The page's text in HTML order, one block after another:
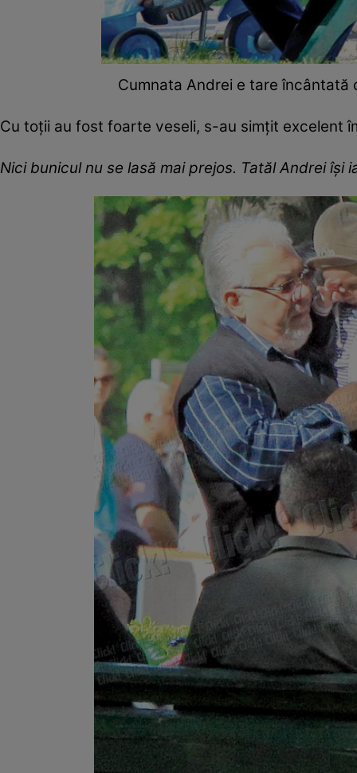
Cumnata Andrei e tare
Cu toţii au fost foarte veseli, s-au simţit excelent
Nici bunicul nu se lasă mai prejos. Tatăl Andrei îşi